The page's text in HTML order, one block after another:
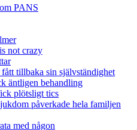
PANS
not crazy
tillbaka sin självständighet
äntligen behandling
plötsligt tics
påverkade hela familjen
med någon